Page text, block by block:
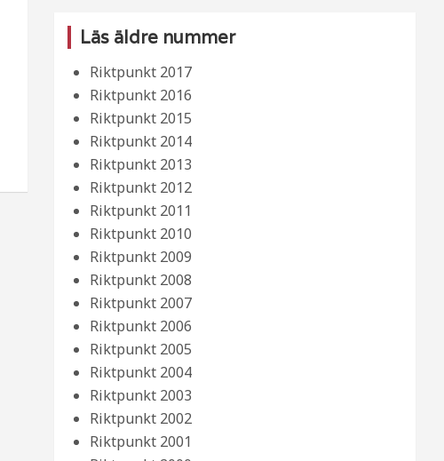
Läs äldre nummer
Riktpunkt 2017
Riktpunkt 2016
Riktpunkt 2015
Riktpunkt 2014
Riktpunkt 2013
Riktpunkt 2012
Riktpunkt 2011
Riktpunkt 2010
Riktpunkt 2009
Riktpunkt 2008
Riktpunkt 2007
Riktpunkt 2006
Riktpunkt 2005
Riktpunkt 2004
Riktpunkt 2003
Riktpunkt 2002
Riktpunkt 2001